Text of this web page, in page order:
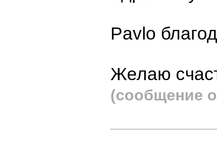
Pavlо
Желаю
(сообщение